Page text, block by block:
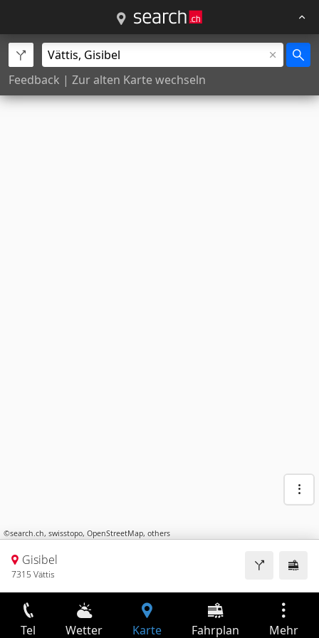
Feedback | Zur alten Karte wechseln
©search.ch, swisstopo, OpenStreetMap, others
Gisibel
7315 Vättis
Tel Wetter Karte Fahrplan Mehr